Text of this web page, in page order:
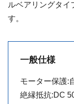
ルベアリングタイ
す。
一般仕様
モーター保護:
絶縁抵抗:DC